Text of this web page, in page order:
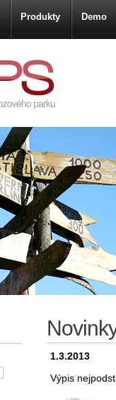
Produkty Demo
1.3.2013
Výpis